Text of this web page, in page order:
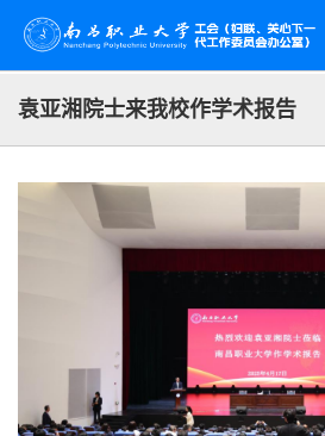
袁亚湘院士来我校作学术报告